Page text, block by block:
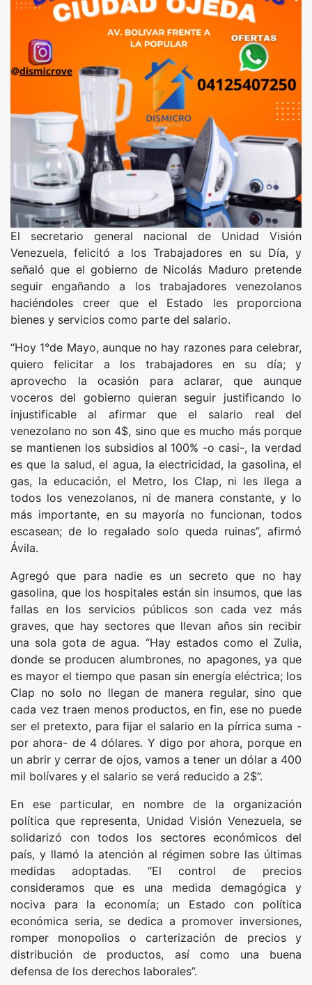
El secretario general nacional de Unidad Visión
Venezuela, felicitó a los Trabajadores en su Día, y
señaló que el gobierno de Nicolás Maduro pretende
seguir engañando a los trabajadores venezolanos
haciéndoles creer que el Estado les proporciona
bienes y servicios como parte del salario.
“Hoy 1°de Mayo, aunque no hay razones para celebrar,
quiero felicitar a los trabajadores en su día; y
aprovecho la ocasión para aclarar, que aunque
voceros del gobierno quieran seguir justificando lo
injustificable al afirmar que el salario real del
venezolano no son 4$, sino que es mucho más porque
se mantienen los subsidios al 100% -o casi-, la verdad
es que la salud, el agua, la electricidad, la gasolina, el
gas, la educación, el Metro, los Clap, ni les llega a
todos los venezolanos, ni de manera constante, y lo
más importante, en su mayoría no funcionan, todos
escasean; de lo regalado solo queda ruinas”, afirmó
Ávila.
Agregó que para nadie es un secreto que no hay
gasolina, que los hospitales están sin insumos, que las
fallas en los servicios públicos son cada vez más
graves, que hay sectores que llevan años sin recibir
una sola gota de agua. “Hay estados como el Zulia,
donde se producen alumbrones, no apagones, ya que
es mayor el tiempo que pasan sin energía eléctrica; los
Clap no solo no llegan de manera regular, sino que
cada vez traen menos productos, en fin, ese no puede
ser el pretexto, para fijar el salario en la pírrica suma -
por ahora- de 4 dólares. Y digo por ahora, porque en
un abrir y cerrar de ojos, vamos a tener un dólar a 400
mil bolívares y el salario se verá reducido a 2$”.
En ese particular, en nombre de la organización
política que representa, Unidad Visión Venezuela, se
solidarizó con todos los sectores económicos del
país, y llamó la atención al régimen sobre las últimas
medidas adoptadas. “El control de precios
consideramos que es una medida demagógica y
nociva para la economía; un Estado con política
económica seria, se dedica a promover inversiones,
romper monopolios o carterización de precios y
distribución de productos, así como una buena
defensa de los derechos laborales”.